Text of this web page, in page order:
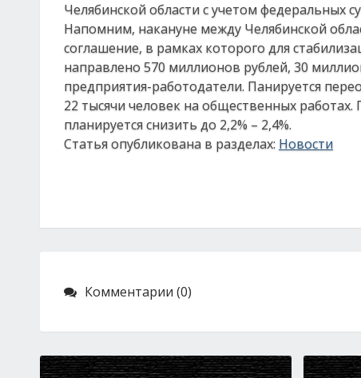
Челябинской области с учетом федеральных
Напомним, накануне между Челябинской
соглашение, в рамках которого для
направлено 570 миллионов рублей, 30
предприятия-работодатели. Панируется
22 тысячи человек на общественных
планируется снизить до 2,2% – 2,4%.
Статья опубликована в разделах: Новости
Комментарии (0)